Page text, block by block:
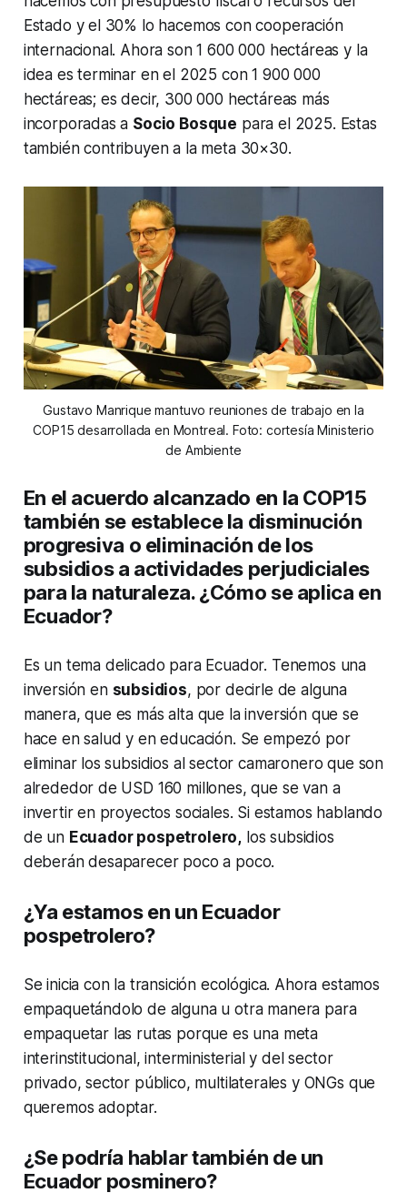
Estado y el 30% lo hacemos con cooperación
internacional. Ahora son 1 600 000 hectáreas y la
idea es terminar en el 2025 con 1 900 000
hectáreas; es decir, 300 000 hectáreas más
incorporadas a Socio Bosque para el 2025. Estas
también contribuyen a la meta 30×30.
Gustavo Manrique mantuvo reuniones de trabajo en la
COP15 desarrollada en Montreal. Foto: cortesía Ministerio
de Ambiente
En el acuerdo alcanzado en la COP15
también se establece la disminución
progresiva o eliminación de los
subsidios a actividades perjudiciales
para la naturaleza. ¿Cómo se aplica en
Ecuador?
Es un tema delicado para Ecuador. Tenemos una
inversión en subsidios, por decirle de alguna
manera, que es más alta que la inversión que se
hace en salud y en educación. Se empezó por
eliminar los subsidios al sector camaronero que son
alrededor de USD 160 millones, que se van a
invertir en proyectos sociales. Si estamos hablando
de un Ecuador pospetrolero, los subsidios
deberán desaparecer poco a poco.
¿Ya estamos en un Ecuador
pospetrolero?
Se inicia con la transición ecológica. Ahora estamos
empaquetándolo de alguna u otra manera para
empaquetar las rutas porque es una meta
interinstitucional, interministerial y del sector
privado, sector público, multilaterales y ONGs que
queremos adoptar.
¿Se podría hablar también de un
Ecuador posminero?